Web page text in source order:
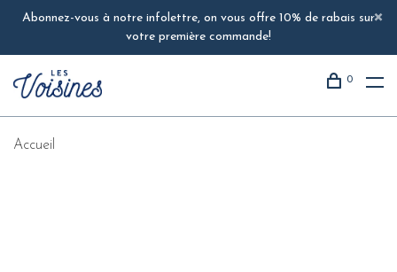
Abonnez-vous à notre infolettre, on vous offre 10% de rabais sur
votre première commande!
0
Accueil